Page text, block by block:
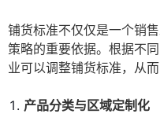
铺货标准不仅仅是一个销
策略的重要依据。根据不
业可以调整铺货标准，从
产品分类与区域定制化